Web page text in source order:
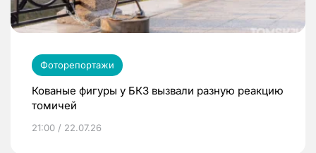
Фоторепортажи
Кованые фигуры у БКЗ вызвали разную реакцию
томичей
21:00 / 22.07.26